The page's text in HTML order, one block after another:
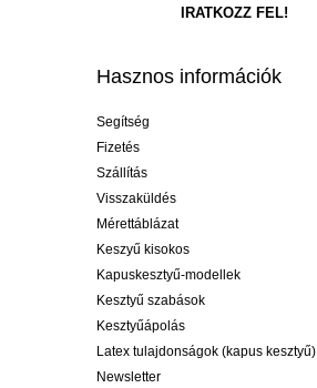
Hasznos információk
Segítség
Fizetés
Szállítás
Visszaküldés
Mérettáblázat
Keszyű kisokos
Kapuskesztyű-modellek
Kesztyű szabások
Kesztyűápolás
Latex tulajdonságok (kapus kesztyű)
Newsletter